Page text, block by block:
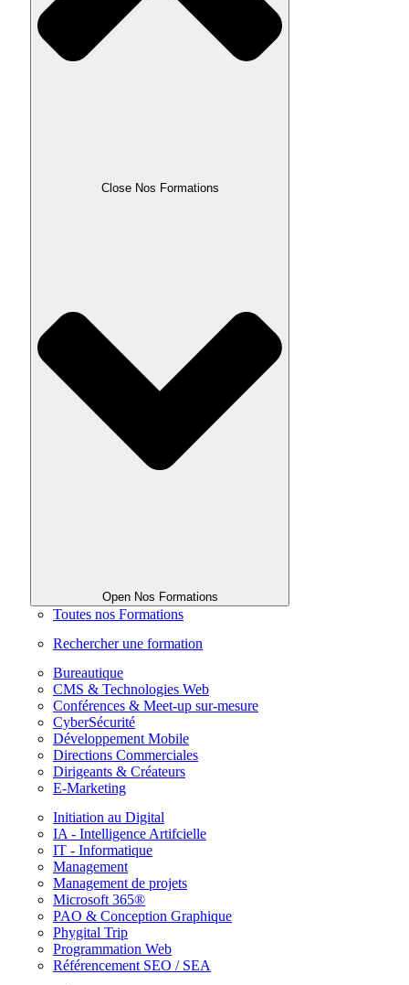
Close Nos Formations
Open Nos Formations
Toutes nos Formations
Rechercher une formation
Bureautique
CMS & Technologies Web
Conférences & Meet-up sur-mesure
CyberSécurité
Développement Mobile
Directions Commerciales
Dirigeants & Créateurs
E-Marketing
Initiation au Digital
IA - Intelligence Artifcielle
IT - Informatique
Management
Management de projets
Microsoft 365®
PAO & Conception Graphique
Phygital Trip
Programmation Web
Référencement SEO / SEA